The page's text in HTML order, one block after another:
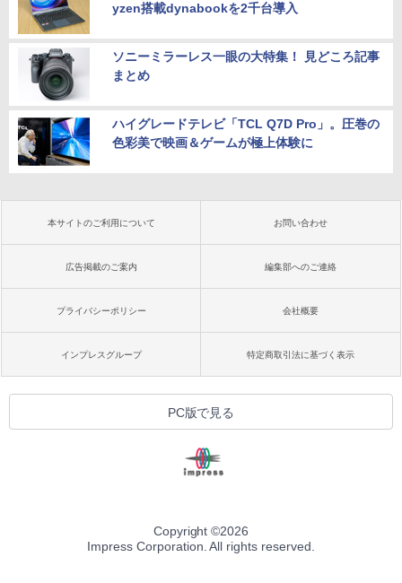
yzen搭載dynabookを2千台導入
ソニーミラーレス一眼の大特集！ 見どころ記事
まとめ
ハイグレードテレビ「TCL Q7D Pro」。圧巻の
色彩美で映画＆ゲームが極上体験に
本サイトのご利用について お問い合わせ
広告掲載のご案内 編集部へのご連絡
プライバシーポリシー 会社概要
インプレスグループ 特定商取引法に基づく表示
PC版で見る
Copyright ©2026
Impress Corporation. All rights reserved.